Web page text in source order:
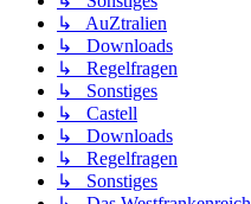
↳ AuZtralien
↳ Downloads
↳ Regelfragen
↳ Sonstiges
↳ Castell
↳ Downloads
↳ Regelfragen
↳ Sonstiges